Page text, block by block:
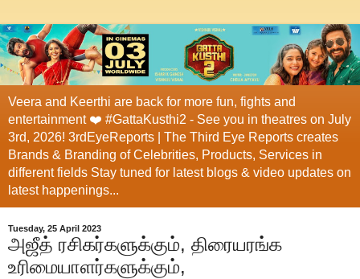
Veera and Keerthi are back for more fun, fights and
entertainment ❤️ #GattaKusthi2 - See you in theatres on July
3rd, 2026! 3rdEyeReports | The Third Eye Reports creates
Brands & Branding of Celebrities, Products, Services in
different fields Stay tuned for latest blogs & video updates on
latest happenings...
Tuesday, 25 April 2023
அஜீத் ரசிகர்களுக்கும், திரையரங்க
உரிமையாளர்களுக்கும்,